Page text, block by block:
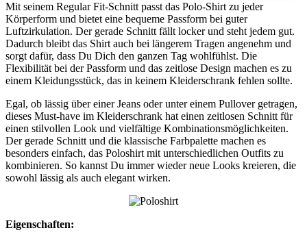
Mit seinem Regular Fit-Schnitt passt das Polo-Shirt zu jeder
Körperform und bietet eine bequeme Passform bei guter
Luftzirkulation. Der gerade Schnitt fällt locker und steht jedem gut.
Dadurch bleibt das Shirt auch bei längerem Tragen angenehm und
sorgt dafür, dass Du Dich den ganzen Tag wohlfühlst. Die
Flexibilität bei der Passform und das zeitlose Design machen es zu
einem Kleidungsstück, das in keinem Kleiderschrank fehlen sollte.
Egal, ob lässig über einer Jeans oder unter einem Pullover getragen,
dieses Must-have im Kleiderschrank hat einen zeitlosen Schnitt für
einen stilvollen Look und vielfältige Kombinationsmöglichkeiten.
Der gerade Schnitt und die klassische Farbpalette machen es
besonders einfach, das Poloshirt mit unterschiedlichen Outfits zu
kombinieren. So kannst Du immer wieder neue Looks kreieren, die
sowohl lässig als auch elegant wirken.
Eigenschaften: